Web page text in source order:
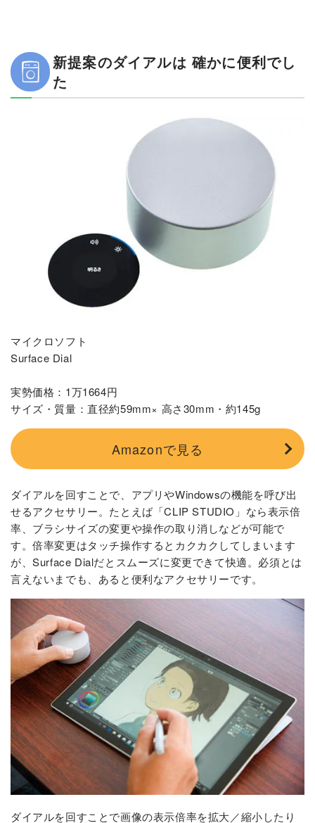
新提案のダイアルは 確かに便利でし
た
マイクロソフト
Surface Dial
実勢価格：1万1664円
サイズ・質量：直径約59mm× 高さ30mm・約145g
Amazonで見る
ダイアルを回すことで、アプリやWindowsの機能を呼び出
せるアクセサリー。たとえば「CLIP STUDIO」なら表示倍
率、ブラシサイズの変更や操作の取り消しなどが可能で
す。倍率変更はタッチ操作するとカクカクしてしまいます
が、Surface Dialだとスムーズに変更できて快適。必須とは
言えないまでも、あると便利なアクセサリーです。
ダイアルを回すことで画像の表示倍率を拡大／縮小したり